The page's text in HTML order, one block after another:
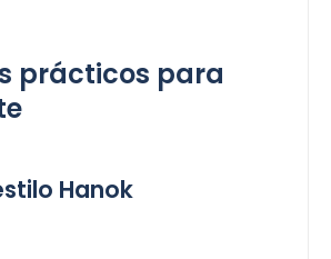
prácticos para
Hanok